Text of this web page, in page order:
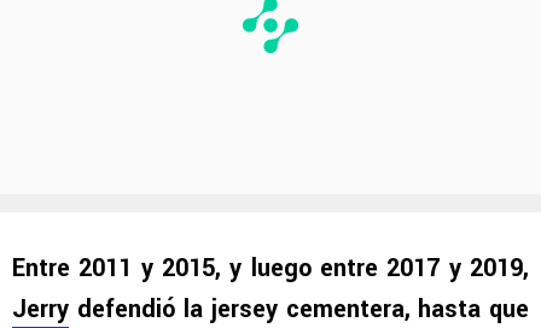
Entre 2011 y 2015, y luego entre 2017 y 2019,
Jerry defendió la jersey cementera, hasta que